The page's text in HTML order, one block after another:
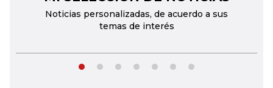
Noticias personalizadas, de acuerdo a sus
temas de interés